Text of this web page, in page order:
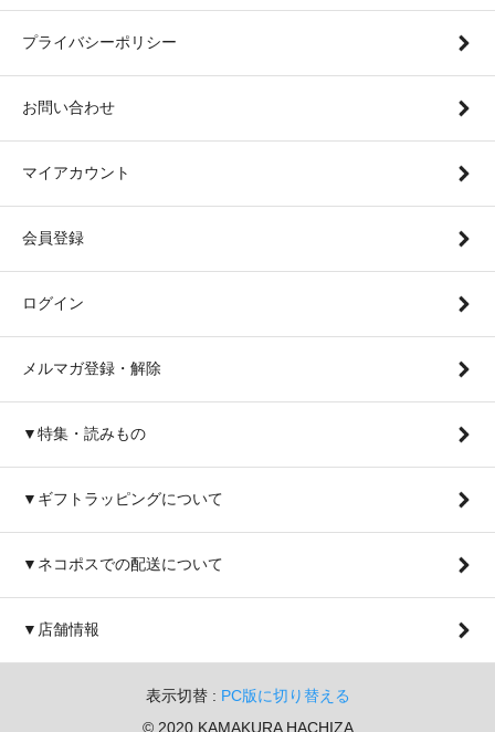
プライバシーポリシー
お問い合わせ
マイアカウント
会員登録
ログイン
メルマガ登録・解除
▼特集・読みもの
▼ギフトラッピングについて
▼ネコポスでの配送について
▼店舗情報
表示切替 : PC版に切り替える
© 2020 KAMAKURA HACHIZA